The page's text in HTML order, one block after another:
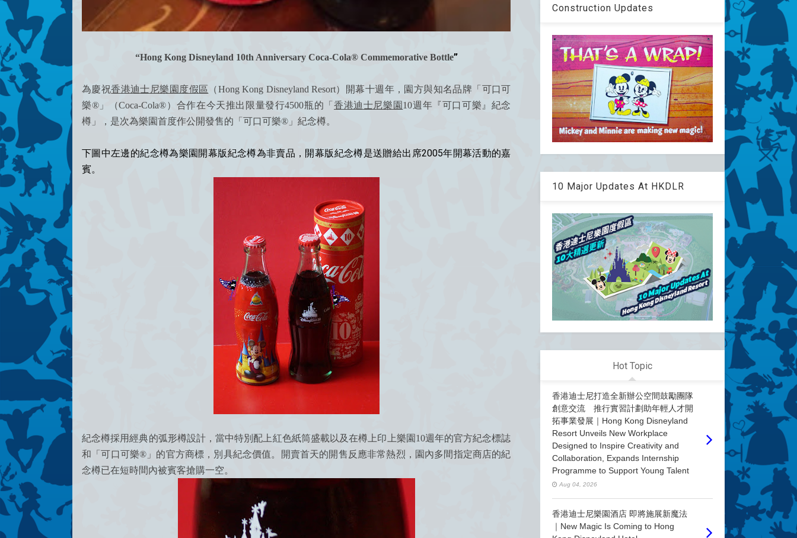
“Hong Kong Disneyland 10th Anniversary Coca-Cola® Commemorative Bottle”
為慶祝香港迪士尼樂園度假區 （Hong Kong Disneyland Resort）開幕十週年，園方與知名品牌「可口可
樂®」（Coca-Cola®）合作在今天推出限量發行4500瓶的 「 香港迪士尼樂園 10週年『可口可樂』紀念
樽」， 是次為樂園首度作公開發售的 「可口可樂®」 紀念樽。
下圖中左邊的紀念樽為樂園開幕版紀念樽為非賣品，開幕版紀念樽是送贈給出席2005年開幕活動的嘉
賓。
紀念樽採用經典的弧形樽設計，當中特別配上紅色紙筒盛載以及在樽上印上樂園10週年的官方紀念標誌
和 「可口可樂®」的官方商標，別具紀念價值。開賣首天的開售反應非常熱烈，園內多間指定商店的紀
念樽已在短時間內被賓客搶購一空。
Construction Updates
10 Major Updates At HKDLR
Hot Topic
香港迪士尼打造全新辦公空間鼓勵團隊
創意交流 推行實習計劃助年輕人才開
拓事業發展｜Hong Kong Disneyland
Resort Unveils New Workplace
Designed to Inspire Creativity and
Collaboration, Expands Internship
Programme to Support Young Talent
Aug 04, 2026
香港迪士尼樂園酒店 即將施展新魔法
｜New Magic Is Coming to Hong